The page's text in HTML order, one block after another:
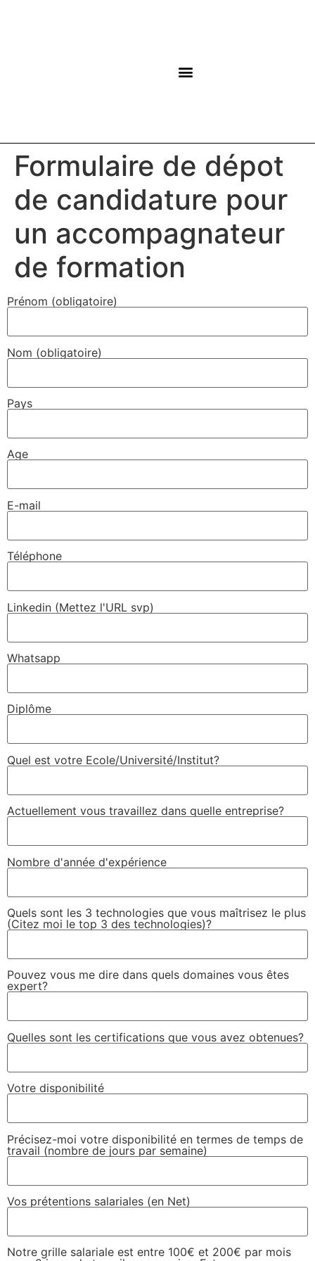
Formulaire de dépot
de candidature pour
un accompagnateur
de formation
Prénom (obligatoire)
Nom (obligatoire)
Pays
Age
E-mail
Téléphone
Linkedin (Mettez l'URL svp)
Whatsapp
Diplôme
Quel est votre Ecole/Université/Institut?
Actuellement vous travaillez dans quelle entreprise?
Nombre d'année d'expérience
Quels sont les 3 technologies que vous maîtrisez le plus
(Citez moi le top 3 des technologies)?
Pouvez vous me dire dans quels domaines vous êtes
expert?
Quelles sont les certifications que vous avez obtenues?
Votre disponibilité
Précisez-moi votre disponibilité en termes de temps de
travail (nombre de jours par semaine)
Vos prétentions salariales (en Net)
Notre grille salariale est entre 100€ et 200€ par mois